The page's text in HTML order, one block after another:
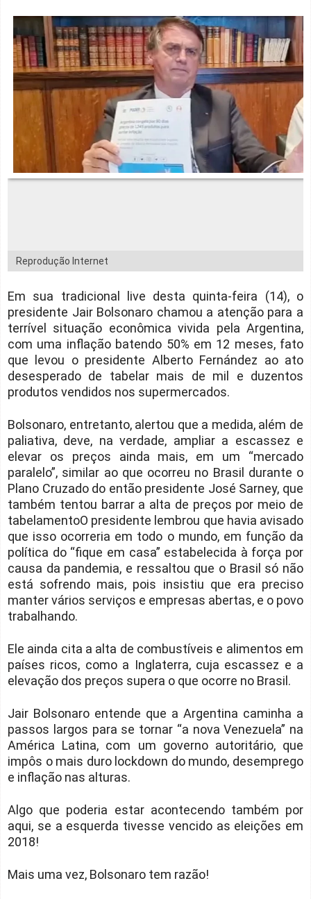
Reprodução Internet
Em sua tradicional live desta quinta-feira (14), o
presidente Jair Bolsonaro chamou a atenção para a
terrível situação econômica vivida pela Argentina,
com uma inflação batendo 50% em 12 meses, fato
que levou o presidente Alberto Fernández ao ato
desesperado de tabelar mais de mil e duzentos
produtos vendidos nos supermercados.
Bolsonaro, entretanto, alertou que a medida, além de
paliativa, deve, na verdade, ampliar a escassez e
elevar os preços ainda mais, em um “mercado
paralelo”, similar ao que ocorreu no Brasil durante o
Plano Cruzado do então presidente José Sarney, que
também tentou barrar a alta de preços por meio de
tabelamentoO presidente lembrou que havia avisado
que isso ocorreria em todo o mundo, em função da
política do “fique em casa” estabelecida à força por
causa da pandemia, e ressaltou que o Brasil só não
está sofrendo mais, pois insistiu que era preciso
manter vários serviços e empresas abertas, e o povo
trabalhando.
Ele ainda cita a alta de combustíveis e alimentos em
países ricos, como a Inglaterra, cuja escassez e a
elevação dos preços supera o que ocorre no Brasil.
Jair Bolsonaro entende que a Argentina caminha a
passos largos para se tornar “a nova Venezuela” na
América Latina, com um governo autoritário, que
impôs o mais duro lockdown do mundo, desemprego
e inflação nas alturas.
Algo que poderia estar acontecendo também por
aqui, se a esquerda tivesse vencido as eleições em
2018!
Mais uma vez, Bolsonaro tem razão!